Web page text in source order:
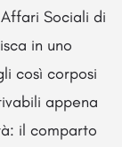
Sociali di
in uno
così corposi
appena
il comparto